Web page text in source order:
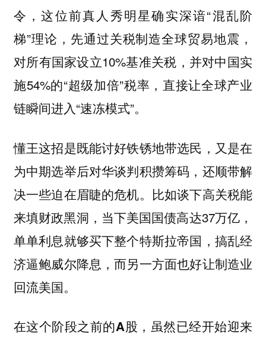
令，这位前真人秀明星确实深谙“混乱阶
梯”理论，先通过关税制造全球贸易地震，
对所有国家设立10%基准关税，并对中国实
施54%的“超级加倍”税率，直接让全球产业
链瞬间进入“速冻模式”。
懂王这招是既能讨好铁锈地带选民，又是在
为中期选举后对华谈判积攒筹码，还顺带解
决一些迫在眉睫的危机。 比如谈下高关税能
来填财政黑洞，当下美国国债高达37万亿，
单单利息就够买下整个特斯拉帝国，搞乱经
济逼鲍威尔降息，而另一方面也好让制造业
回流美国。
在这个阶段之前的A股，虽然已经开始迎来